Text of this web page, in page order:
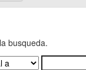
busqueda.